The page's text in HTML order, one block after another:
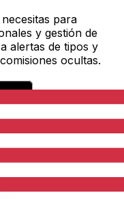
para
y gestión de
alertas de tipos y
ocultas.